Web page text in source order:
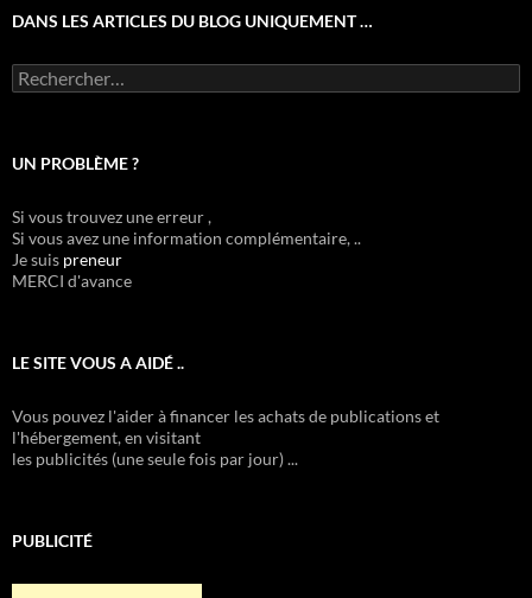
DANS LES ARTICLES DU BLOG UNIQUEMENT …
Rechercher :
UN PROBLÈME ?
Si vous trouvez une erreur ,
Si vous avez une information complémentaire, ..
Je suis preneur
MERCI d'avance
LE SITE VOUS A AIDÉ ..
Vous pouvez l'aider à financer les achats de publications et
l'hébergement, en visitant
les publicités (une seule fois par jour) ...
PUBLICITÉ